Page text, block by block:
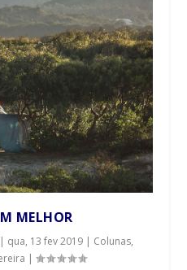
MELHOR
| qua, 13 fev 2019 | Colunas,
|